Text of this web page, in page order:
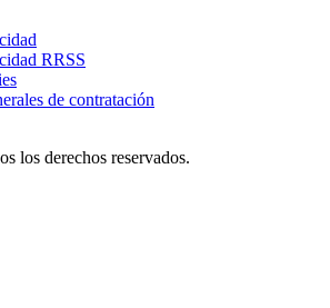
RRSS
de contratación
los derechos reservados.